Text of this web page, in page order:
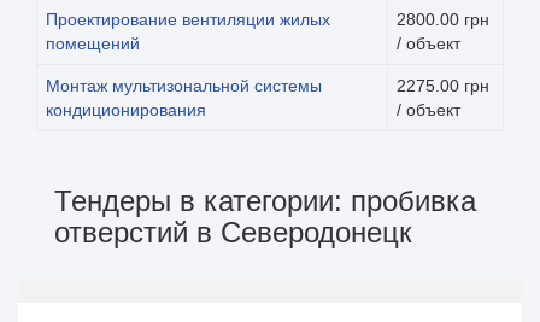
Проектирование вентиляции жилых
помещений
2800.00 грн
/ объект
Монтаж мультизональной системы
кондиционирования
2275.00 грн
/ объект
Тендеры в категории: пробивка
отверстий в Северодонецк